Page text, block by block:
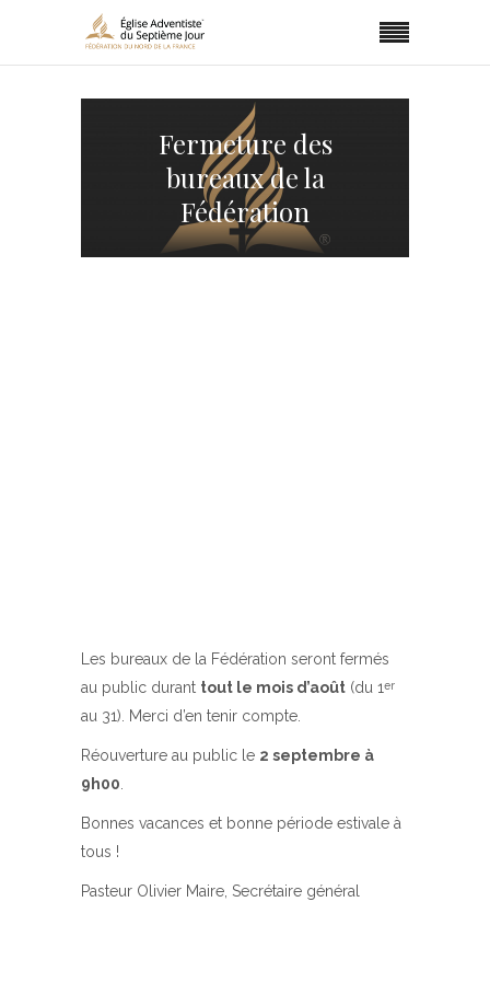
Fermeture des
bureaux de la
Fédération
Les bureaux de la Fédération seront fermés
au public durant tout le mois d’août (du 1er
au 31). Merci d’en tenir compte.
Réouverture au public le 2 septembre à
9h00
Bonnes vacances et bonne période estivale à
tous !
Pasteur Olivier Maire, Secrétaire général